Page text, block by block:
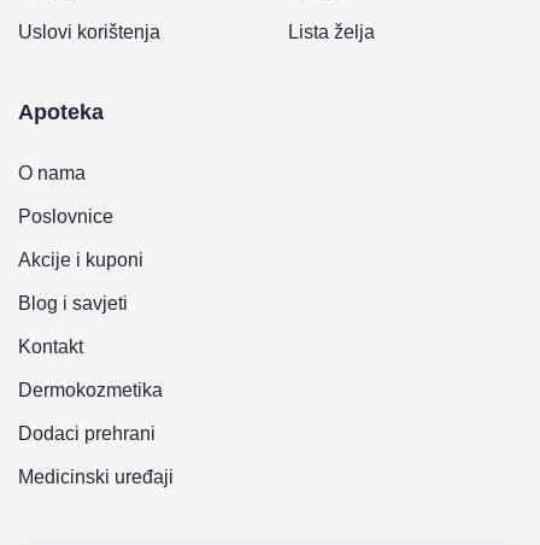
Uslovi korištenja Lista želja
Apoteka
O nama
Poslovnice
Akcije i kuponi
Blog i savjeti
Kontakt
Dermokozmetika
Dodaci prehrani
Medicinski uređaji